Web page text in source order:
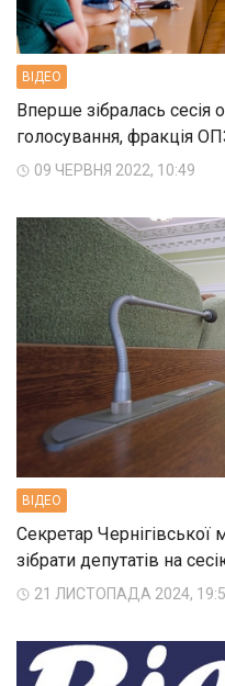
ВIДЕО
Вперше зібралась сесія
голосування, фракція
09 ЧЕРВНЯ 2022, 10:49
ВIДЕО
Секретар Чернігівської
зібрати депутатів на
21 ЛИСТОПАДА 2024,